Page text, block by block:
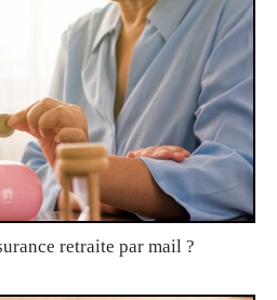
retraite par mail ?